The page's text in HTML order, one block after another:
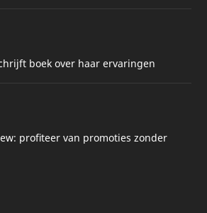
boek over haar ervaringen
profiteer van promoties zonder